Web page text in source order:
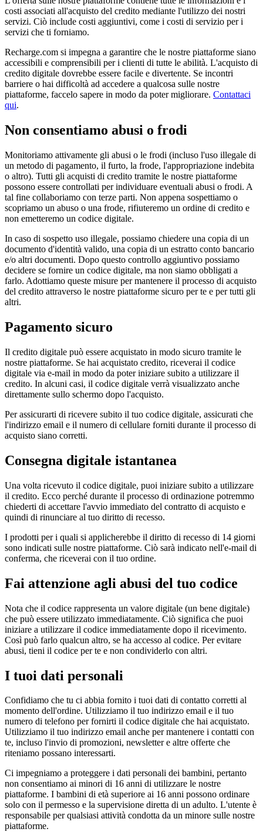
costi associati all'acquisto del credito mediante l'utilizzo dei nostri
servizi. Ciò include costi aggiuntivi, come i costi di servizio per i
servizi che ti forniamo.
Recharge.com si impegna a garantire che le nostre piattaforme siano
accessibili e comprensibili per i clienti di tutte le abilità. L'acquisto di
credito digitale dovrebbe essere facile e divertente. Se incontri
barriere o hai difficoltà ad accedere a qualcosa sulle nostre
piattaforme, faccelo sapere in modo da poter migliorare. Contattaci
qui.
Non consentiamo abusi o frodi
Monitoriamo attivamente gli abusi o le frodi (incluso l'uso illegale di
un metodo di pagamento, il furto, la frode, l'appropriazione indebita
o altro). Tutti gli acquisti di credito tramite le nostre piattaforme
possono essere controllati per individuare eventuali abusi o frodi. A
tal fine collaboriamo con terze parti. Non appena sospettiamo o
scopriamo un abuso o una frode, rifiuteremo un ordine di credito e
non emetteremo un codice digitale.
In caso di sospetto uso illegale, possiamo chiedere una copia di un
documento d'identità valido, una copia di un estratto conto bancario
e/o altri documenti. Dopo questo controllo aggiuntivo possiamo
decidere se fornire un codice digitale, ma non siamo obbligati a
farlo. Adottiamo queste misure per mantenere il processo di acquisto
del credito attraverso le nostre piattaforme sicuro per te e per tutti gli
altri.
Pagamento sicuro
Il credito digitale può essere acquistato in modo sicuro tramite le
nostre piattaforme. Se hai acquistato credito, riceverai il codice
digitale via e-mail in modo da poter iniziare subito a utilizzare il
credito. In alcuni casi, il codice digitale verrà visualizzato anche
direttamente sullo schermo dopo l'acquisto.
Per assicurarti di ricevere subito il tuo codice digitale, assicurati che
l'indirizzo email e il numero di cellulare forniti durante il processo di
acquisto siano corretti.
Consegna digitale istantanea
Una volta ricevuto il codice digitale, puoi iniziare subito a utilizzare
il credito. Ecco perché durante il processo di ordinazione potremmo
chiederti di accettare l'avvio immediato del contratto di acquisto e
quindi di rinunciare al tuo diritto di recesso.
I prodotti per i quali si applicherebbe il diritto di recesso di 14 giorni
sono indicati sulle nostre piattaforme. Ciò sarà indicato nell'e-mail di
conferma, che riceverai con il tuo ordine.
Fai attenzione agli abusi del tuo codice
Nota che il codice rappresenta un valore digitale (un bene digitale)
che può essere utilizzato immediatamente. Ciò significa che puoi
iniziare a utilizzare il codice immediatamente dopo il ricevimento.
Così può farlo qualcun altro, se ha accesso al codice. Per evitare
abusi, tieni il codice per te e non condividerlo con altri.
I tuoi dati personali
Confidiamo che tu ci abbia fornito i tuoi dati di contatto corretti al
momento dell'ordine. Utilizziamo il tuo indirizzo email e il tuo
numero di telefono per fornirti il codice digitale che hai acquistato.
Utilizziamo il tuo indirizzo email anche per mantenere i contatti con
te, incluso l'invio di promozioni, newsletter e altre offerte che
riteniamo possano interessarti.
Ci impegniamo a proteggere i dati personali dei bambini, pertanto
non consentiamo ai minori di 16 anni di utilizzare le nostre
piattaforme. I bambini di età superiore ai 16 anni possono ordinare
solo con il permesso e la supervisione diretta di un adulto. L'utente è
responsabile per qualsiasi attività condotta da un minore sulle nostre
piattaforme.